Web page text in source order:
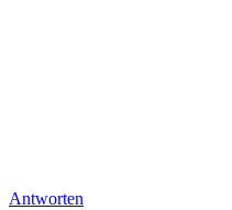
Antworten